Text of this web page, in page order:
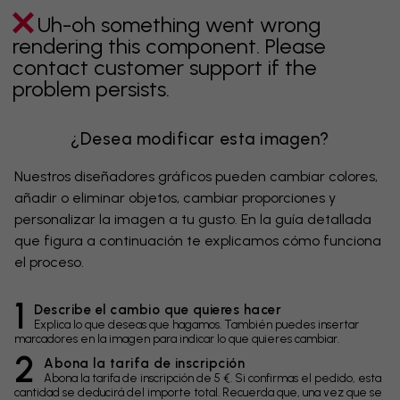
Uh-oh something went wrong
rendering this component. Please
contact customer support if the
problem persists.
¿Desea modificar esta imagen?
Nuestros diseñadores gráficos pueden cambiar colores,
añadir o eliminar objetos, cambiar proporciones y
personalizar la imagen a tu gusto. En la guía detallada
que figura a continuación te explicamos cómo funciona
el proceso.
1 Describe el cambio que quieres hacer
Explica lo que deseas que hagamos. También puedes insertar
marcadores en la imagen para indicar lo que quieres cambiar.
2 Abona la tarifa de inscripción
Abona la tarifa de inscripción de 5 €. Si confirmas el pedido, esta
cantidad se deducirá del importe total. Recuerda que, una vez que se